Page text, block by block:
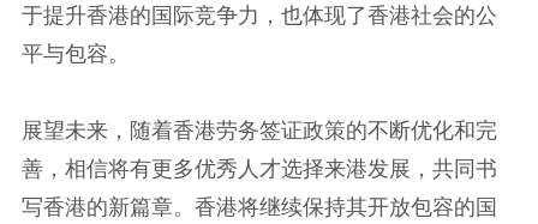
于提升香港的国际竞争力，也体现了香港社会的公
平与包容。
展望未来，随着香港劳务签证政策的不断优化和完
善，相信将有更多优秀人才选择来港发展，共同书
写香港的新篇章。香港将继续保持其开放包容的国